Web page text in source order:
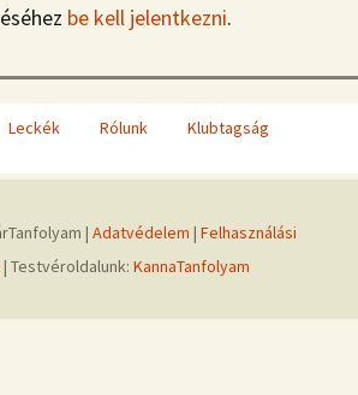
be kell jelentkezni.
Leckék Rólunk Klubtagság
| Adatvédelem | Felhasználási
| Testvéroldalunk: KannaTanfolyam